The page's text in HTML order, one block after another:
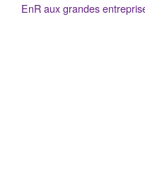
EnR aux grandes